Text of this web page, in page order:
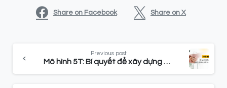
Share on Facebook Share on X
Previous post
Mô hình 5T: Bí quyết để xây dựng và duy trì truyền thông nội bộ hiệu quả